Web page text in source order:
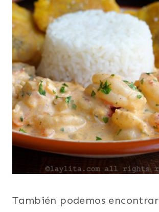
También podemos encontrar